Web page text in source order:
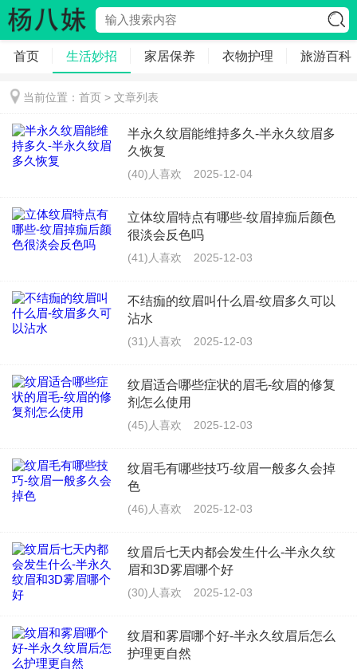
首页 生活妙招 家居保养 衣物护理 旅游百科
当前位置： 首页 > 文章列表
半永久纹眉能维持多久-半永久纹眉多
久恢复
(40)人喜欢 2025-12-04
立体纹眉特点有哪些-纹眉掉痂后颜色
很淡会反色吗
(41)人喜欢 2025-12-03
不结痂的纹眉叫什么眉-纹眉多久可以
沾水
(31)人喜欢 2025-12-03
纹眉适合哪些症状的眉毛-纹眉的修复
剂怎么使用
(45)人喜欢 2025-12-03
纹眉毛有哪些技巧-纹眉一般多久会掉
色
(46)人喜欢 2025-12-03
纹眉后七天内都会发生什么-半永久纹
眉和3D雾眉哪个好
(30)人喜欢 2025-12-03
纹眉和雾眉哪个好-半永久纹眉后怎么
护理更自然